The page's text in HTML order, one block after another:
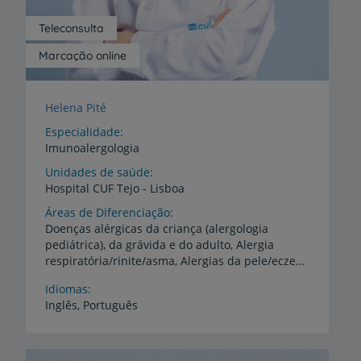
Marcação online
Teleconsulta
Helena Pité
Especialidade
Imunoalergologia
Unidades de saúde
Hospital CUF Tejo - Lisboa
Áreas de Diferenciação
Doenças alérgicas da criança (alergologia
pediátrica), da grávida e do adulto, Alergia
respiratória/rinite/asma, Alergias da pele/eczema/dermite atópica/urticária, Alergia a alimentos ou medicamentos, Alergia a picada de insetos, Fatores de risco e prevenção de doença alérgica
Idiomas
Inglês, Português